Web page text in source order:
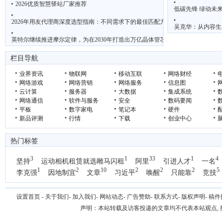
2026优质智慧驿站厂家推荐
2026年用友代理商深度选型指南：不同需求下的最佳匹配方案
英特尔继续推进摩尔定律，为在2030年打造出万亿晶体管芯片铺平道路
低碳先锋 绿动未
吴克华：从内容
栏目导航
业界资讯 物联网 移动互联 网络财经
网络游戏
网络营销 网络服务 信息图
云计算
服务器 大数据 集成系统
网络通信
软件与服务 安全 数码要闻
平板
数字家电 笔记本 硬件
新品评测
行情 下载 创业中心
热门标签
坚持3 运动相机租赁就选雕马闪租 1 阿里33 引进人才1 一名4
李克强1 因地制宜2 文章10 习近平2 唤醒2 只能靠2 竞技5
设置首页 - 关于我们- 加入我们- 网站动态- 广告赞助- 联系方式- 版权声明- 稿件
声明：本站转载及访客投递的文章均不代表本站观点